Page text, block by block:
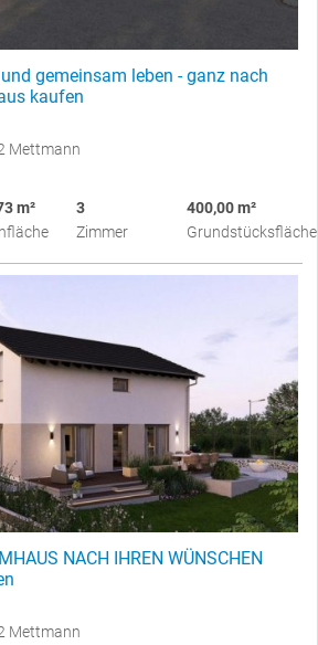
gemeinsam leben - ganz nach
kaufen
Mettmann
m²
3
Zimmer
400,00 m²
Grundstücksfläche
NACH IHREN WÜNSCHEN
Mettmann